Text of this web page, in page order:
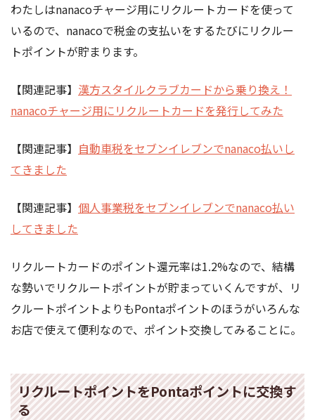
わたしはnanacoチャージ用にリクルートカードを使って
いるので、nanacoで税金の支払いをするたびにリクルー
トポイントが貯まります。
【関連記事】 漢方スタイルクラブカードから乗り換え！
nanacoチャージ用にリクルートカードを発行してみた
【関連記事】 自動車税をセブンイレブンでnanaco払いし
てきました
【関連記事】 個人事業税をセブンイレブンでnanaco払い
してきました
リクルートカードのポイント還元率は1.2%なので、結構
な勢いでリクルートポイントが貯まっていくんですが、リ
クルートポイントよりもPontaポイントのほうがいろんな
お店で使えて便利なので、ポイント交換してみることに。
リクルートポイントをPontaポイントに交換す
る